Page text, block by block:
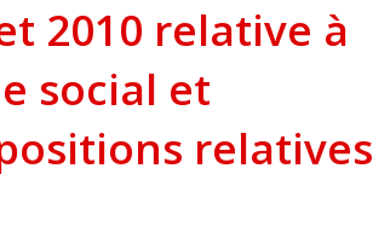
2010 relative à
social et
relatives